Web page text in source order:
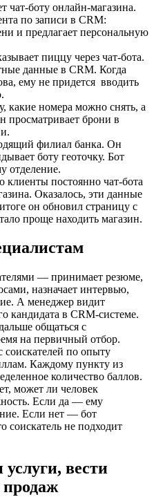
боту онлайн-магазина.
по записи в CRM:
и предлагает персональную
пиццу через чат-бота.
данные в CRM. Когда
ему не придется вводить
какие номера можно снять, а
просматривает брони в
филиал банка. Он
боту геоточку. Бот
отделение.
клиенты постоянно чат-бота
Оказалось, эти данные
он обновил страницу с
проще находить магазин.
— принимает резюме,
назначает интервью,
А менеджер видит
кандидата в CRM-системе.
общаться с
на первичный отбор.
соискателей по опыту
Каждому пункту из
количество баллов.
может ли человек
Если да — ему
Если нет — бот
соискатель не подходит
вести
продаж